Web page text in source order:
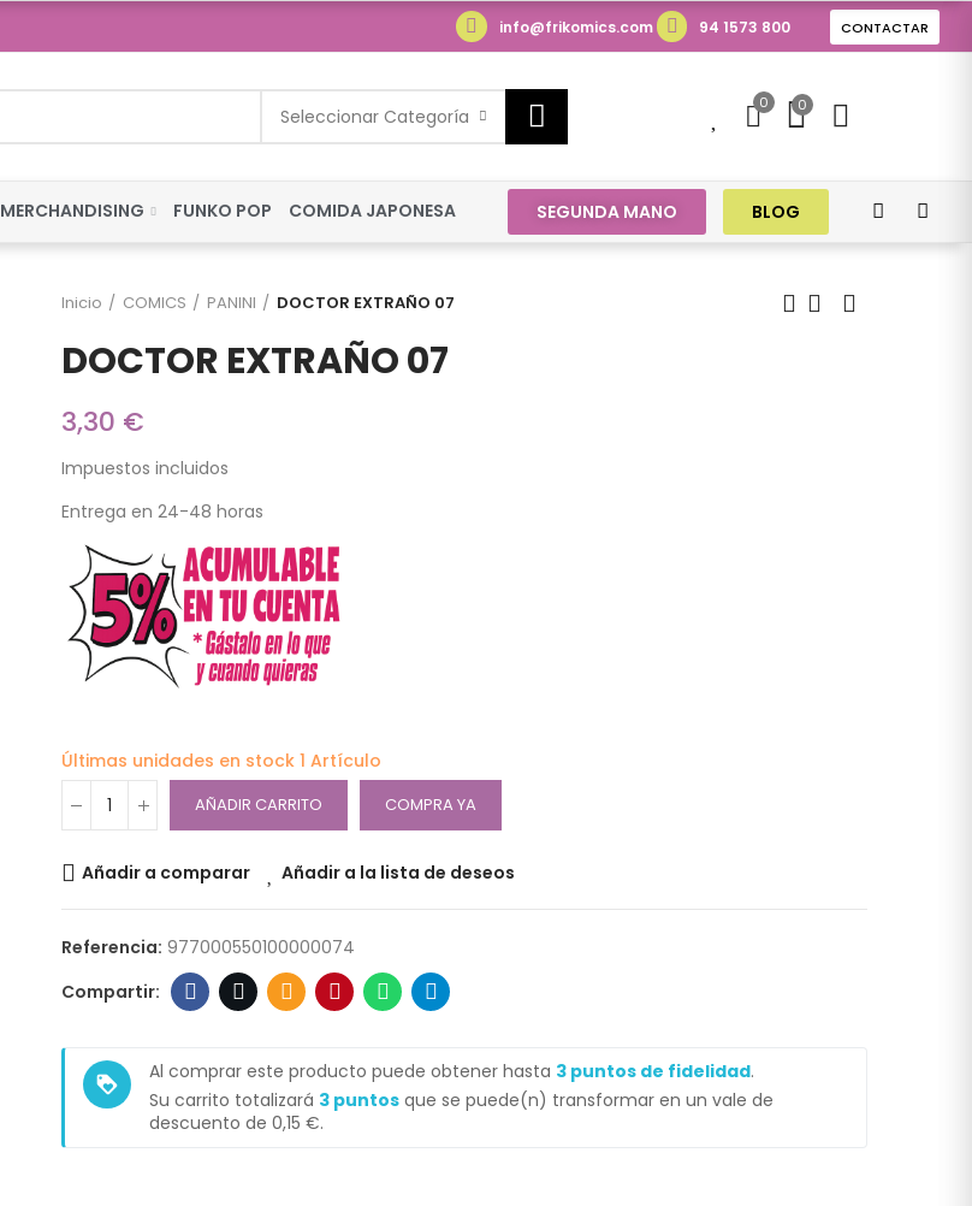
info@frikomics.com 94 1573 800 CONTACTAR
Seleccionar Categoría
0 0
MERCHANDISING FUNKO POP COMIDA JAPONESA SEGUNDA MANO BLOG
Inicio COMICS PANINI DOCTOR EXTRAÑO 07
DOCTOR EXTRAÑO 07
3,30 €
Impuestos incluidos
Entrega en 24-48 horas
Últimas unidades en stock 1 Artículo
AÑADIR CARRITO COMPRA YA
Añadir a comparar Añadir a la lista de deseos
Referencia: 977000550100000074
loyalty
Al comprar este producto puede obtener hasta 3 puntos de fidelidad.
Su carrito totalizará 3 puntos que se puede(n) transformar en un vale de
descuento de 0,15 €.